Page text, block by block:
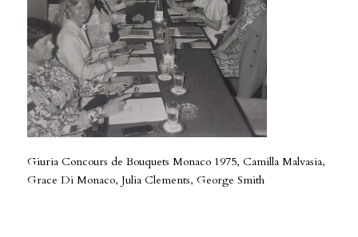
Giuria Concours de Bouquets Monaco 1975, Camilla Malvasia,
Grace Di Monaco, Julia Clements, George Smith